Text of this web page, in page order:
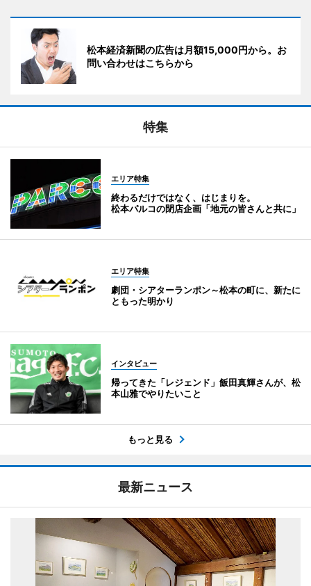
松本経済新聞の広告は月額15,000円から。お
問い合わせはこちらから
特集
エリア特集
終わるだけではなく、はじまりを。
松本パルコの閉店企画「地元の皆さんと共に」
エリア特集
劇団・シアターランポン～松本の町に、新たに
ともった明かり
インタビュー
帰ってきた「レジェンド」飯田真輝さんが、松
本山雅でやりたいこと
もっと見る
最新ニュース